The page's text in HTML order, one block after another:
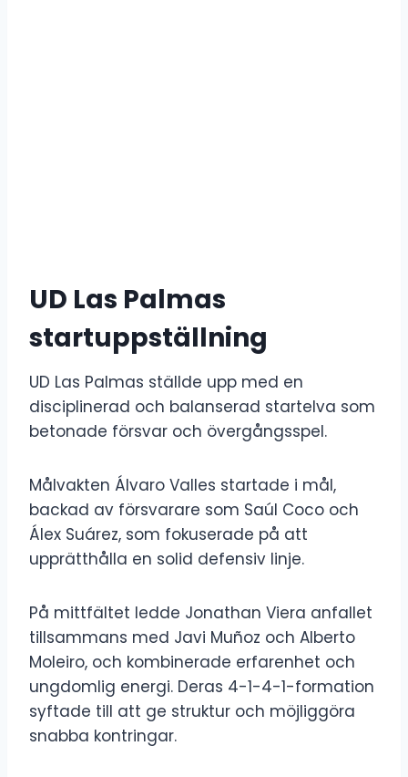
UD Las Palmas
startuppställning
UD Las Palmas ställde upp med en
disciplinerad och balanserad startelva som
betonade försvar och övergångsspel.
Målvakten Álvaro Valles startade i mål,
backad av försvarare som Saúl Coco och
Álex Suárez, som fokuserade på att
upprätthålla en solid defensiv linje.
På mittfältet ledde Jonathan Viera anfallet
tillsammans med Javi Muñoz och Alberto
Moleiro, och kombinerade erfarenhet och
ungdomlig energi. Deras 4-1-4-1-formation
syftade till att ge struktur och möjliggöra
snabba kontringar.